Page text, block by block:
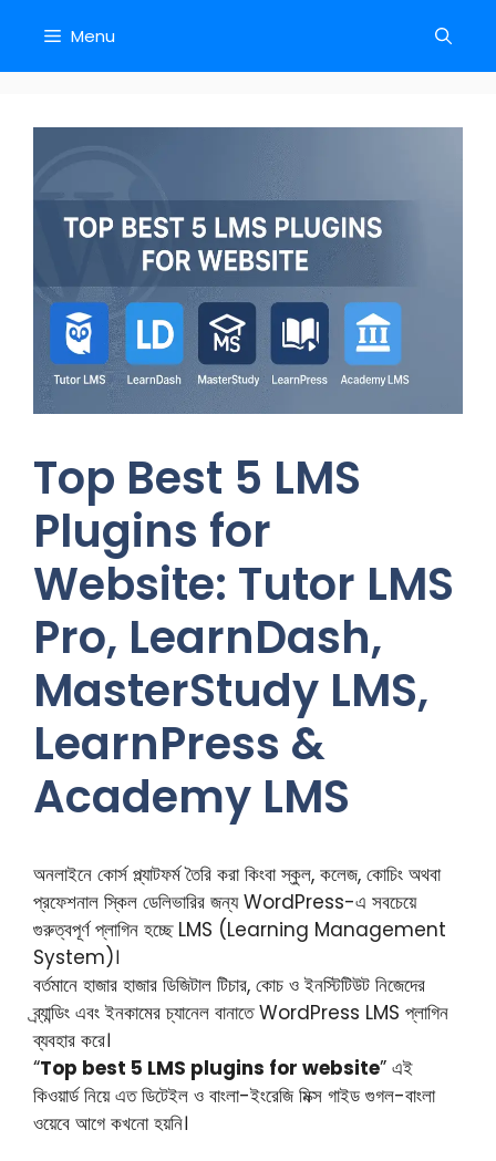
content
Menu
Top Best 5 LMS
Plugins for
Website: Tutor LMS
Pro, LearnDash,
MasterStudy LMS,
LearnPress &
Academy LMS
অনলাইনে কোর্স প্ল্যাটফর্ম তৈরি করা কিংবা স্কুল, কলেজ, কোচিং অথবা
প্রফেশনাল স্কিল ডেলিভারির জন্য WordPress-এ সবচেয়ে
গুরুত্বপূর্ণ প্লাগিন হচ্ছে LMS (Learning Management
System)।
বর্তমানে হাজার হাজার ডিজিটাল টিচার, কোচ ও ইনস্টিটিউট নিজেদের
ব্র্যান্ডিং এবং ইনকামের চ্যানেল বানাতে WordPress LMS প্লাগিন
ব্যবহার করে।
“Top best 5 LMS plugins for website” এই
কিওয়ার্ড নিয়ে এত ডিটেইল ও বাংলা-ইংরেজি মিক্স গাইড গুগল-বাংলা
ওয়েবে আগে কখনো হয়নি।